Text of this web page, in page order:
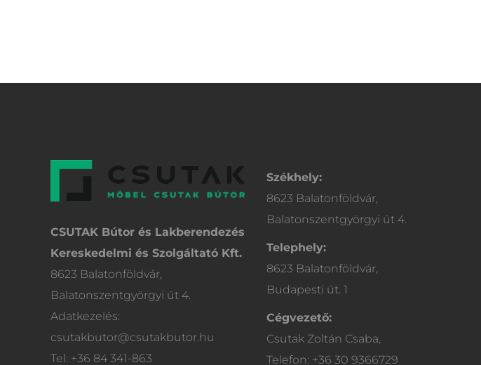
CSUTAK Bútor és Lakberendezés
Kereskedelmi és Szolgáltató Kft.
8623 Balatonföldvár,
Balatonszentgyörgyi út 4.
Adatkezelés:
csutakbutor@csutakbutor.hu
Tel: +36 84 341-863
Székhely:
8623 Balatonföldvár,
Balatonszentgyörgyi út 4.
Telephely:
8623 Balatonföldvár,
Budapesti út. 1
Cégvezető:
Csutak Zoltán Csaba,
Telefon: +36 30 9366729